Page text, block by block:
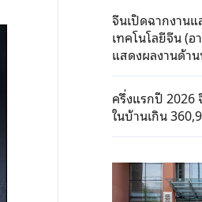
จีนเปิดฉากงาน
เทคโนโลยีจีน (
แสดงผลงานด้า
วิทยาศาสตร์แล
รายการเป็นครั้งแ
ครึ่งแรกปี 2026
ในบ้านเกิน